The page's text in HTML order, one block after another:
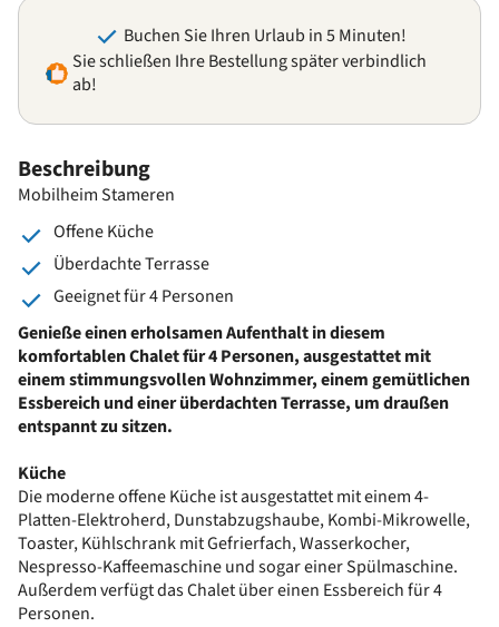
Beschreibung
Mobilheim Stameren
Offene Küche
Überdachte Terrasse
Geeignet für 4 Personen
Genieße einen erholsamen Aufenthalt in diesem
komfortablen Chalet für 4 Personen, ausgestattet mit
einem stimmungsvollen Wohnzimmer, einem gemütlichen
Essbereich und einer überdachten Terrasse, um draußen
entspannt zu sitzen.
Küche
Die moderne offene Küche ist ausgestattet mit einem 4-
Platten-Elektroherd, Dunstabzugshaube, Kombi-Mikrowelle,
Toaster, Kühlschrank mit Gefrierfach, Wasserkocher,
Nespresso-Kaffeemaschine und sogar einer Spülmaschine.
Außerdem verfügt das Chalet über einen Essbereich für 4
Personen.
Buchen Sie Ihren Urlaub in 5 Minuten!
Sie schließen Ihre Bestellung später verbindlich
ab!